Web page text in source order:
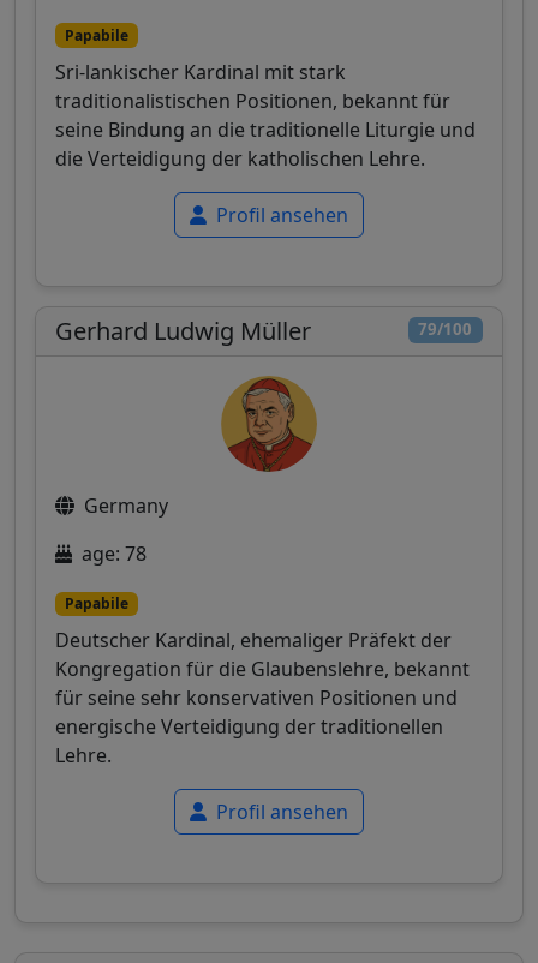
Papabile
Sri-lankischer Kardinal mit stark
traditionalistischen Positionen, bekannt für
seine Bindung an die traditionelle Liturgie und
die Verteidigung der katholischen Lehre.
Profil ansehen
79/100
Gerhard Ludwig Müller
Germany
age: 78
Papabile
Deutscher Kardinal, ehemaliger Präfekt der
Kongregation für die Glaubenslehre, bekannt
für seine sehr konservativen Positionen und
energische Verteidigung der traditionellen
Lehre.
Profil ansehen